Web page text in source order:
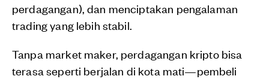
perdagangan), dan menciptakan pengalaman
trading yang lebih stabil.
Tanpa market maker, perdagangan kripto bisa
terasa seperti berjalan di kota mati—pembeli